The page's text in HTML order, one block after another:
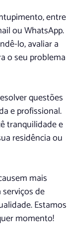
entre
ou WhatsApp.
lo, avaliar a
o seu problema
questões
e profissional.
tranquilidade e
residência ou
mais
de
Estamos
momento!